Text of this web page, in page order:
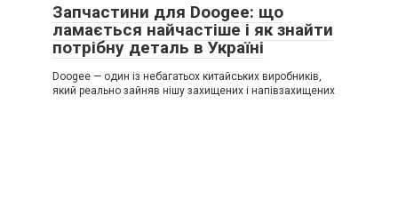
Запчастини для Doogee: що
ламається найчастіше і як знайти
потрібну деталь в Україні
Doogee — один із небагатьох китайських виробників,
який реально зайняв нішу захищених і напівзахищених